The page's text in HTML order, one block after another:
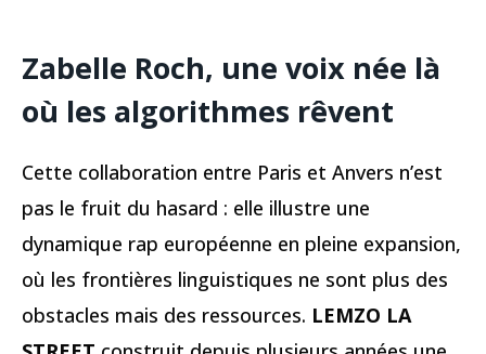
Zabelle Roch, une voix née là
où les algorithmes rêvent
Cette collaboration entre Paris et Anvers n’est
pas le fruit du hasard : elle illustre une
dynamique rap européenne en pleine expansion,
où les frontières linguistiques ne sont plus des
obstacles mais des ressources. LEMZO LA